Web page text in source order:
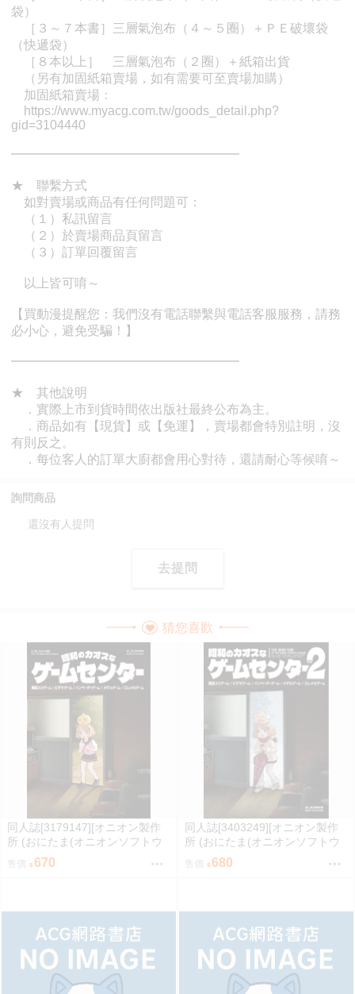
詢問商品
還沒有人提問
去提問
猜您喜歡
同人誌[3179147][オニオン製作
所 (おにたま(オニオンソフトウ
ェア))]昭和のカオスなゲームセ
ンター (其他)
售價 670
同人誌[3403249][オニオン製作
所 (おにたま(オニオンソフトウ
ェア))]昭和のカオスなゲームセ
ンター PART 2 (其他)
售價 680